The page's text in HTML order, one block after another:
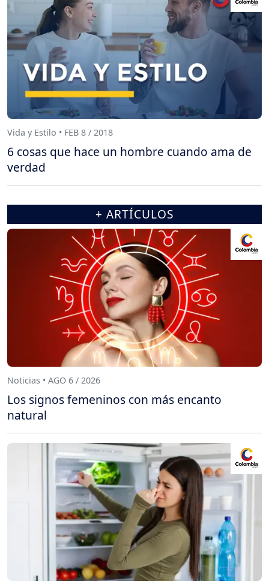
Vida y Estilo • FEB 8 / 2018
6 cosas que hace un hombre cuando ama de
verdad
+ ARTÍCULOS
Noticias • AGO 6 / 2026
Los signos femeninos con más encanto
natural